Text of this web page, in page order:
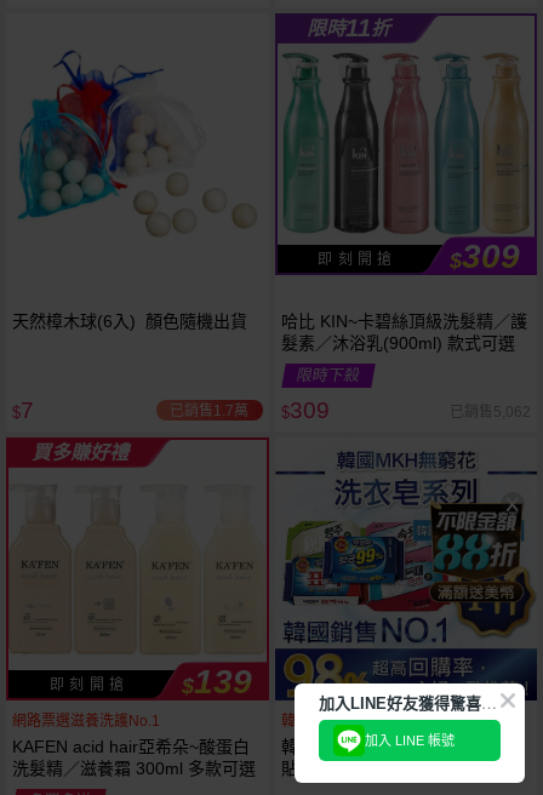
天然樟木球(6入) 顏色隨機出貨
$7 已銷售1.7萬
限時11折
即 刻 開 搶 $309
哈比 KIN~卡碧絲頂級洗髮精／護
髮素／沐浴乳(900ml) 款式可選
限時下殺
$309 已銷售5,062
買多賺好禮
即 刻 開 搶 $139
網路票選滋養洗護No.1
KAFEN acid hair亞希朵~酸蛋白
洗髮精／滋養霜 300ml 多款可選
韓國銷售第一天然品牌
韓國 無瓊花~抗菌洗衣皂／女性
貼身衣物去污皂／衣襪去污皂／
加
入LINE好友獲得驚喜折扣!
加入 LINE 帳號